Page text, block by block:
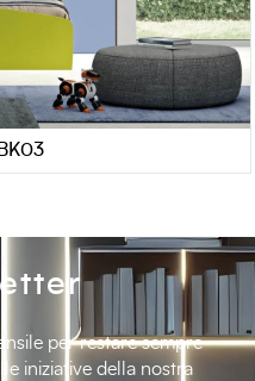
per restare sempre
iniziative della nostra